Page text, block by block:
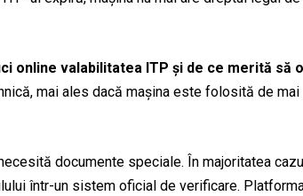
online valabilitatea ITP și de ce merită să
mai ales dacă mașina este folosită de
documente speciale. În majoritatea
într-un sistem oficial de verificare.